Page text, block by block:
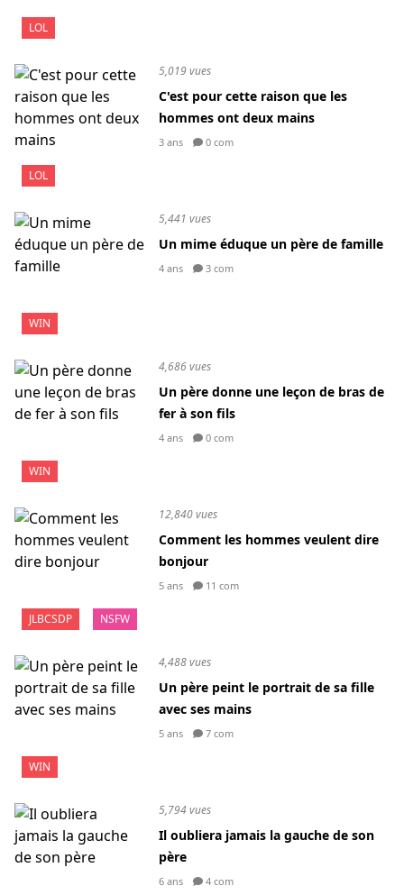
LOL
LOL
5,019 vues
C'est pour cette raison que les
hommes ont deux mains
3 ans 0 com
WIN
5,441 vues
Un mime éduque un père de famille
4 ans 3 com
WIN
4,686 vues
Un père donne une leçon de bras de
fer à son fils
4 ans 0 com
JLBCSDP NSFW
12,840 vues
Comment les hommes veulent dire
bonjour
5 ans 11 com
WIN
4,488 vues
Un père peint le portrait de sa fille
avec ses mains
5 ans 7 com
5,794 vues
Il oubliera jamais la gauche de son
père
6 ans 4 com